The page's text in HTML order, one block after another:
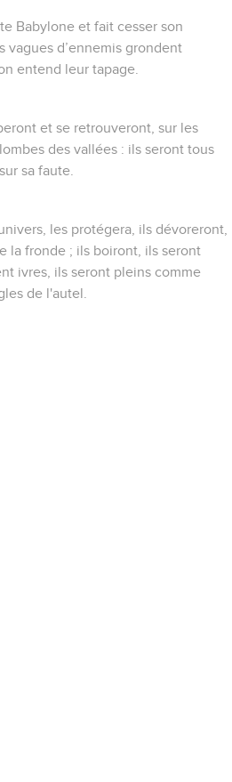
Babylone et fait cesser son
vagues d’ennemis grondent
entend leur tapage.
et se retrouveront, sur les
des vallées : ils seront tous
sa faute.
les protégera, ils dévoreront,
la fronde ; ils boiront, ils seront
ivres, ils seront pleins comme
de l'autel.